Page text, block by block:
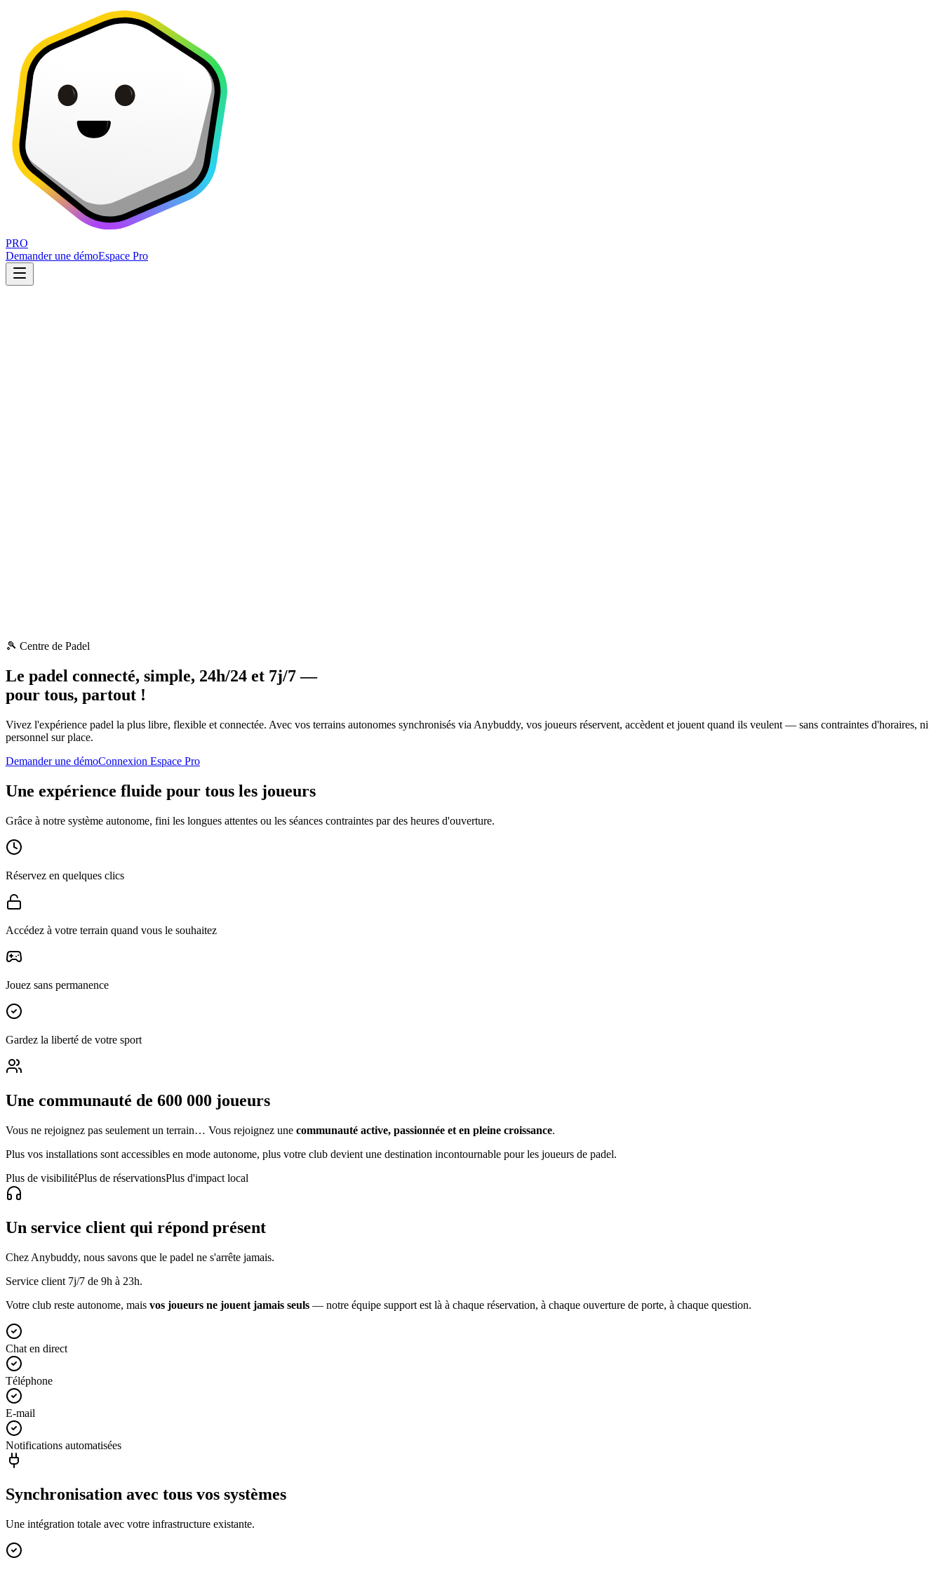
PRO
Demander une démoEspace Pro
🎾 Centre de Padel
Le padel connecté, simple, 24h/24 et 7j/7 —
pour tous, partout !
Vivez l'expérience padel la plus libre, flexible et connectée. Avec vos terrains autonomes synchronisés via Anybuddy, vos joueurs réservent, accèdent et jouent quand ils veulent — sans contraintes d'horaires, ni
personnel sur place.
Demander une démoConnexion Espace Pro
Une expérience fluide pour tous les joueurs
Grâce à notre système autonome, fini les longues attentes ou les séances contraintes par des heures d'ouverture.
Réservez en quelques clics
Accédez à votre terrain quand vous le souhaitez
Jouez sans permanence
Gardez la liberté de votre sport
Une communauté de 600 000 joueurs
Vous ne rejoignez pas seulement un terrain… Vous rejoignez une communauté active, passionnée et en pleine croissance.
Plus vos installations sont accessibles en mode autonome, plus votre club devient une destination incontournable pour les joueurs de padel.
Plus de visibilitéPlus de réservationsPlus d'impact local
Un service client qui répond présent
Chez Anybuddy, nous savons que le padel ne s'arrête jamais.
Service client 7j/7 de 9h à 23h.
Votre club reste autonome, mais vos joueurs ne jouent jamais seuls — notre équipe support est là à chaque réservation, à chaque ouverture de porte, à chaque question.
Chat en direct
Téléphone
E-mail
Notifications automatisées
Synchronisation avec tous vos systèmes
Une intégration totale avec votre infrastructure existante.